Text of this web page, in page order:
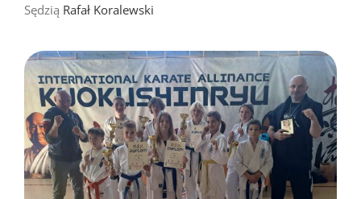
Sędzią Rafał Koralewski